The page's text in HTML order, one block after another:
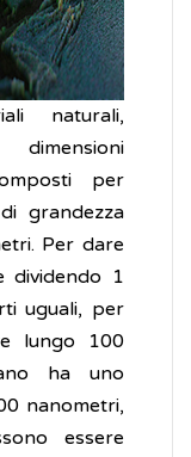
naturali,
per
grandezza
Per dare
dividendo 1
uguali, per
lungo 100
ha uno
nanometri,
essere